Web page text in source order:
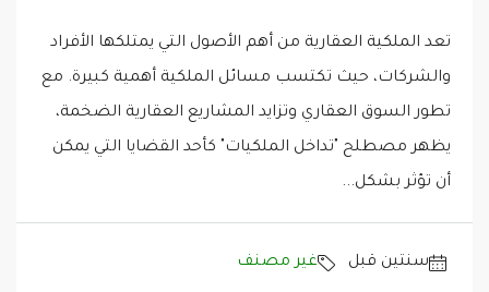
تعد الملكية العقارية من أهم الأصول التي يمتلكها الأفراد
والشركات، حيث تكتسب مسائل الملكية أهمية كبيرة. مع
تطور السوق العقاري وتزايد المشاريع العقارية الضخمة،
يظهر مصطلح "تداخل الملكيات" كأحد القضايا التي يمكن
أن تؤثر بشكل...
‏سنتين قبل غير مصنف